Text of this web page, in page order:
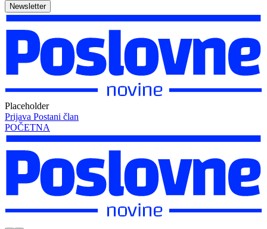
Newsletter
Placeholder
Prijava Postani član
POČETNA